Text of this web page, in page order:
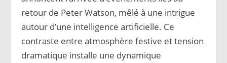
retour de Peter Watson, mêlé à une intrigue
autour d’une intelligence artificielle. Ce
contraste entre atmosphère festive et tension
dramatique installe une dynamique